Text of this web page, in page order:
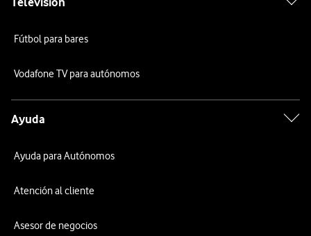
Fútbol para bares
Vodafone TV para autónomos
Ayuda
Ayuda para Autónomos
Atención al cliente
Asesor de negocios